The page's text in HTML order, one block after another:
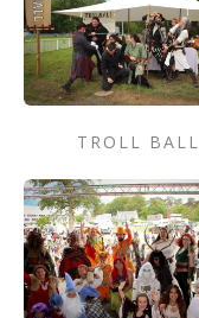
TROLL BALL